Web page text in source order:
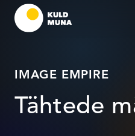
IMAGE EMPIRE
Tähtede